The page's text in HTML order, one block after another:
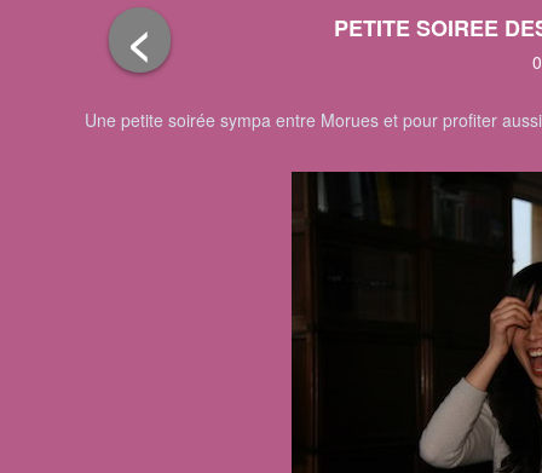
PETITE SOIREE
Une petite soirée sympa entre Morues et pour profiter
<